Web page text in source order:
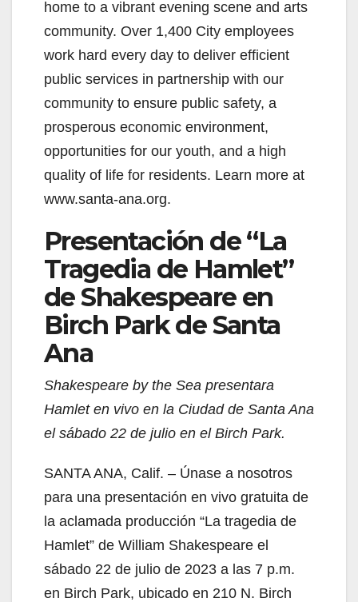
home to a vibrant evening scene and arts
community. Over 1,400 City employees
work hard every day to deliver efficient
public services in partnership with our
community to ensure public safety, a
prosperous economic environment,
opportunities for our youth, and a high
quality of life for residents. Learn more at
www.santa-ana.org.
Presentación de “La
Tragedia de Hamlet”
de Shakespeare en
Birch Park de Santa
Ana
Shakespeare by the Sea presentara
Hamlet en vivo en la Ciudad de Santa Ana
el sábado 22 de julio en el Birch Park.
SANTA ANA, Calif. – Únase a nosotros
para una presentación en vivo gratuita de
la aclamada producción “La tragedia de
Hamlet” de William Shakespeare el
sábado 22 de julio de 2023 a las 7 p.m.
en Birch Park, ubicado en 210 N. Birch